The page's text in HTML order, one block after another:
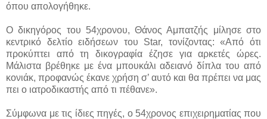
όπου απολογήθηκε.
Ο δικηγόρος του 54χρονου, Θάνος Αμπατζής μίλησε στο
κεντρικό δελτίο ειδήσεων του Star, τονίζοντας: «Από ότι
προκύπτει από τη δικογραφία έζησε για αρκετές ώρες.
Μάλιστα βρέθηκε με ένα μπουκάλι αδειανό δίπλα του από
κονιάκ, προφανώς έκανε χρήση σ’ αυτό και θα πρέπει να μας
πει ο ιατροδικαστής από τι πέθανε».
Σύμφωνα με τις ίδιες πηγές, ο 54χρονος επιχειρηματίας που